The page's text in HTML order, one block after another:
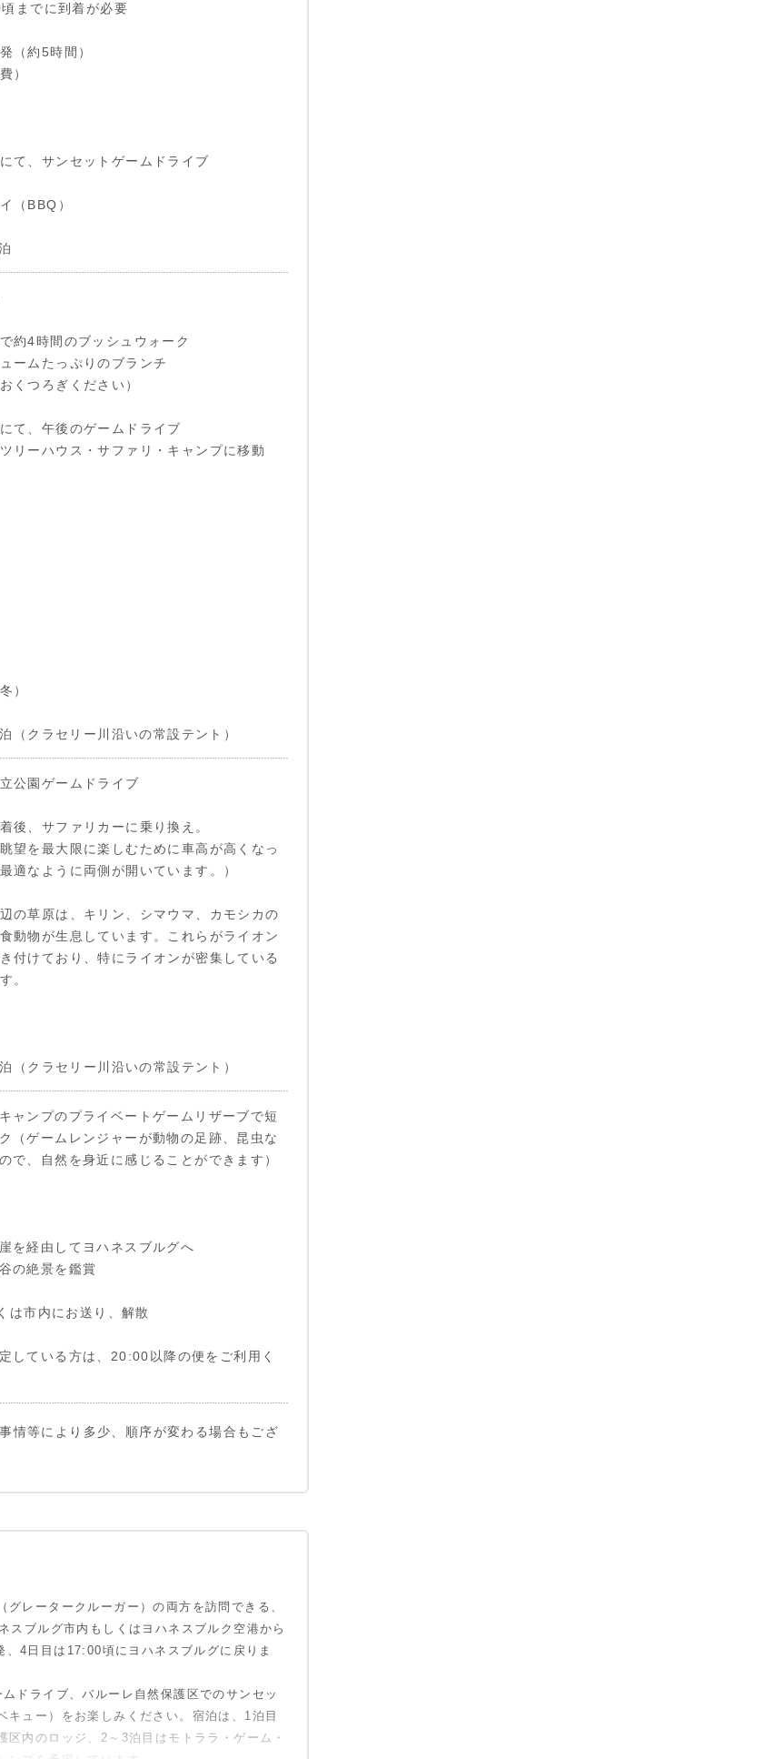
までに到着が必要
（約5時間）
）
て、サンセットゲームドライブ
（BBQ）
約4時間のブッシュウォーク
ームたっぷりのブランチ
くつろぎください）
て、午後のゲームドライブ
リーハウス・サファリ・キャンプに移動
）
クラセリー川沿いの常設テント）
公園ゲームドライブ
後、サファリカーに乗り換え。
望を最大限に楽しむために車高が高くなっ
適なように両側が開いています。）
の草原は、キリン、シマウマ、カモシカの
動物が生息しています。これらがライオン
付けており、特にライオンが密集している
。
クラセリー川沿いの常設テント）
ャンプのプライベートゲームリザーブで短
（ゲームレンジャーが動物の足跡、昆虫な
で、自然を身近に感じることができます）
を経由してヨハネスブルグへ
の絶景を鑑賞
は市内にお送り、解散
している方は、20:00以降の便をご利用く
情等により多少、順序が変わる場合もござ
レータークルーガー）の両方を訪問できる、
スブルグ市内もしくはヨハネスブルク空港から
4日目は17:00頃にヨハネスブルグに戻りま
ドライブ、バルーレ自然保護区でのサンセッ
キュー）をお楽しみください。宿泊は、1泊目
内のロッジ、2～3泊目はモトララ・ゲーム・